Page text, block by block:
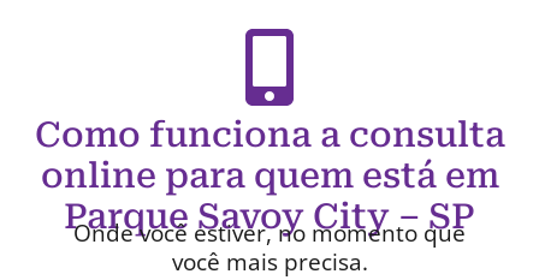
Como funciona a consulta
online para quem está em
Parque Savoy City – SP
Onde você estiver, no momento que
você mais precisa.